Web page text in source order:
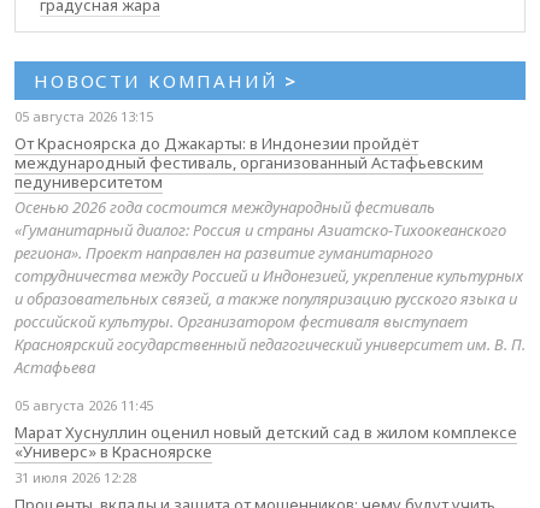
градусная жара
НОВОСТИ КОМПАНИЙ >
05 августа 2026 13:15
От Красноярска до Джакарты: в Индонезии пройдёт
международный фестиваль, организованный Астафьевским
педуниверситетом
Осенью 2026 года состоится международный фестиваль
«Гуманитарный диалог: Россия и страны Азиатско-Тихоокеанского
региона». Проект направлен на развитие гуманитарного
сотрудничества между Россией и Индонезией, укрепление культурных
и образовательных связей, а также популяризацию русского языка и
российской культуры. Организатором фестиваля выступает
Красноярский государственный педагогический университет им. В. П.
Астафьева
05 августа 2026 11:45
Марат Хуснуллин оценил новый детский сад в жилом комплексе
«Универс» в Красноярске
31 июля 2026 12:28